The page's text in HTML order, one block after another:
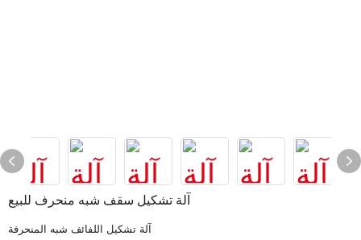
آلة تشكيل سقف شبه منحرف للبيع
آلة تشكيل اللفائف شبه المنحرفة